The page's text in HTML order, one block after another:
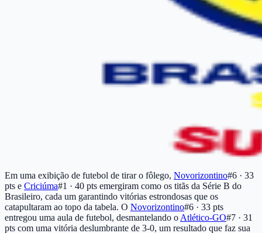
Em uma exibição de futebol de tirar o fôlego, Novorizontino#6 · 33
pts e Criciúma#1 · 40 pts emergiram como os titãs da Série B do
Brasileiro, cada um garantindo vitórias estrondosas que os
catapultaram ao topo da tabela. O Novorizontino#6 · 33 pts
entregou uma aula de futebol, desmantelando o Atlético-GO#7 · 31
pts com uma vitória deslumbrante de 3-0, um resultado que faz sua